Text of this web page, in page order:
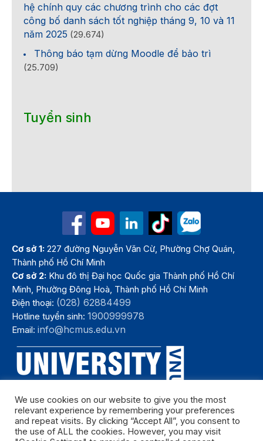
hệ chính quy các chương trình cho các đợt
công bố danh sách tốt nghiệp tháng 9, 10 và 11
năm 2025 (29.674)
Thông báo tạm dừng Moodle để bảo trì
(25.709)
Tuyển sinh
Cơ sở 1: 227 đường Nguyễn Văn Cừ, Phường Chợ Quán,
Thành phố Hồ Chí Minh
Cơ sở 2: Khu đô thị Đại học Quốc gia Thành phố Hồ Chí
Minh, Phường Đông Hoà, Thành phố Hồ Chí Minh
Điện thoại: (028) 62884499
Hotline tuyển sinh:1900999978
Email:info@hcmus.edu.vn
We use cookies on our website to give you the most
relevant experience by remembering your preferences
and repeat visits. By clicking “Accept All”, you consent to
the use of ALL the cookies. However, you may visit